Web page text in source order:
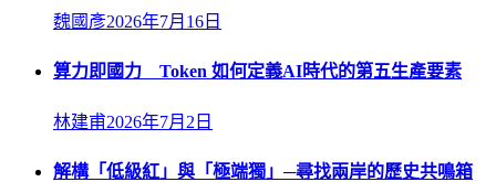
魏國彥2026年7月16日
算力即國力 Token 如何定義AI時代的第五生產要素
林建甫2026年7月2日
解構「低級紅」與「極端獨」─尋找兩岸的歷史共鳴箱